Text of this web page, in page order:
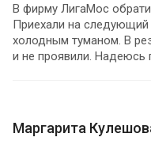
В фирму ЛигаМос
Приехали на следующий
холодным туманом. В
и не проявили. Надеюсь
Маргарита